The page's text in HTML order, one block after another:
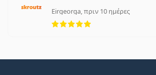
Eirgeorga, πριν 10 ημέρες
5 αξιολογήσεις